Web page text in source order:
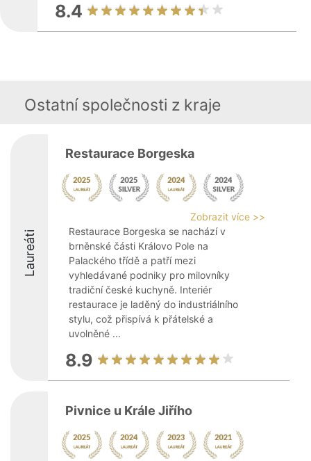
8.4
Ostatní společnosti z kraje
Laureáti
Restaurace Borgeska
Zobrazit více >>
Restaurace Borgeska se nachází v
brněnské části Královo Pole na
Palackého třídě a patří mezi
vyhledávané podniky pro milovníky
tradiční české kuchyně. Interiér
restaurace je laděný do industriálního
stylu, což přispívá k přátelské a
uvolněné ...
8.9
Pivnice u Krále Jiřího